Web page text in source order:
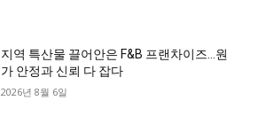
지역 특산물 끌어안은 F&B 프랜차이즈…원
가 안정과 신뢰 다 잡다
2026년 8월 6일